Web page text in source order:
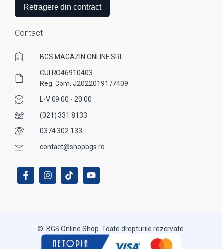
Retragere din contract
Contact
BGS MAGAZIN ONLINE SRL
CUI RO46910403
Reg. Com. J2022019177409
L-V 09:00 - 20:00
(021) 331 8133
0374 302 133
contact@shopbgs.ro
© BGS Online Shop. Toate drepturile rezervate.